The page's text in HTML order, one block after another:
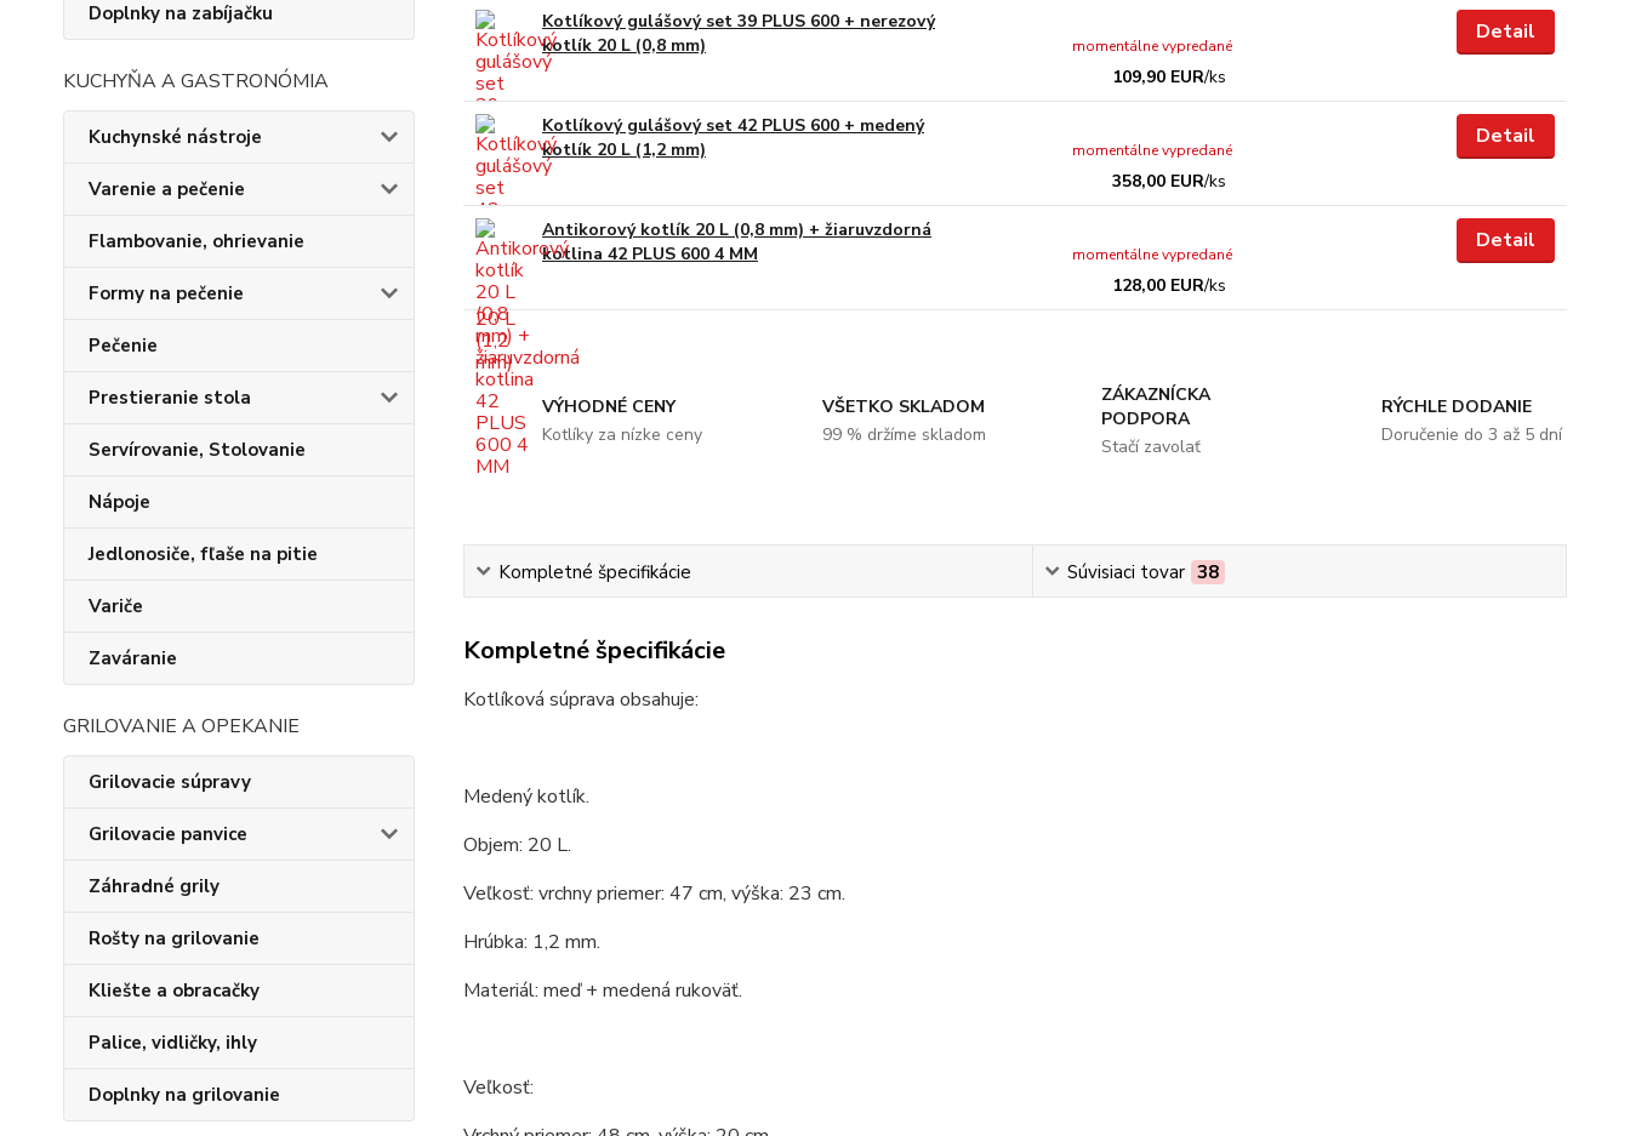
Doplnky na zabíjačku
KUCHYŇA A GASTRONÓMIA
Kuchynské nástroje
Varenie a pečenie
Flambovanie, ohrievanie
Formy na pečenie
Pečenie
Prestieranie stola
Servírovanie, Stolovanie
Nápoje
Jedlonosiče, fľaše na pitie
Variče
Zaváranie
GRILOVANIE A OPEKANIE
Grilovacie súpravy
Grilovacie panvice
Záhradné grily
Rošty na grilovanie
Kliešte a obracačky
Palice, vidličky, ihly
Doplnky na grilovanie
Kotlíkový gulášový set 39 PLUS 600 + nerezový
kotlík 20 L (0,8 mm)
109,90 EUR/ks
momentálne vypredané
Detail
Kotlíkový gulášový set 42 PLUS 600 + medený
kotlík 20 L (1,2 mm)
358,00 EUR/ks
momentálne vypredané
Detail
Antikorový kotlík 20 L (0,8 mm) + žiaruvzdorná
kotlina 42 PLUS 600 4 MM
128,00 EUR/ks
momentálne vypredané
Detail
VÝHODNÉ CENY
Kotlíky za nízke ceny
VŠETKO SKLADOM
99 % držíme skladom
ZÁKAZNÍCKA
PODPORA
Stačí zavolať
RÝCHLE DODANIE
Doručenie do 3 až 5 dní
Kompletné špecifikácie Súvisiaci tovar 38
Kompletné špecifikácie
Kotlíková súprava obsahuje:
Medený kotlík.
Objem: 20 L.
Veľkosť: vrchny priemer: 47 cm, výška: 23 cm.
Hrúbka: 1,2 mm.
Materiál: meď + medená rukoväť.
Veľkosť: